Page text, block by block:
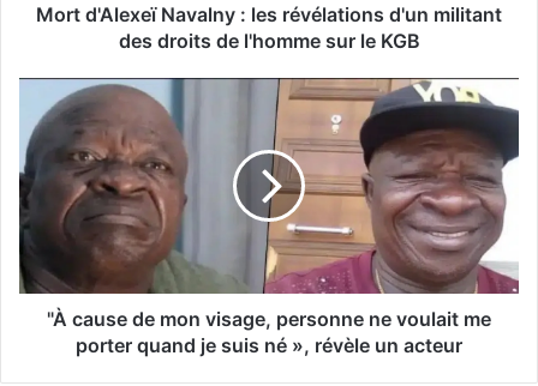
Mort d'Alexeï Navalny : les révélations d'un militant
des droits de l'homme sur le KGB
"À cause de mon visage, personne ne voulait me
porter quand je suis né », révèle un acteur